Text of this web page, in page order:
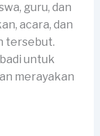
guru, dan
acara, dan
tersebut.
untuk
merayakan